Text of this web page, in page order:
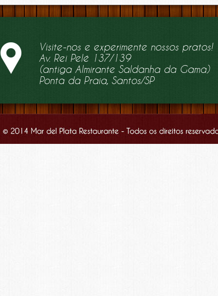
Visite-nos e experimente nossos pratos!
Av. Rei Pelé 137/139
(antiga Almirante Saldanha da Gama)
Ponta da Praia, Santos/SP